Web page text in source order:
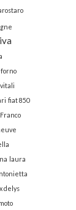
fiat 850
Franco
laura
delys
moto